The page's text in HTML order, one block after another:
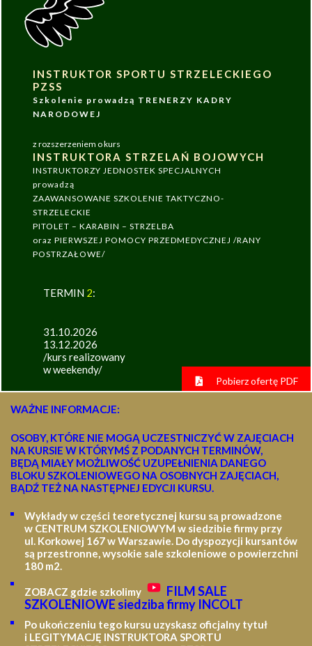
INSTRUKTOR SPORTU STRZELECKIEGO
PZSS
Szkolenie prowadzą TRENERZY KADRY
NARODOWEJ
z rozszerzeniem o kurs
INSTRUKTORA STRZELAŃ BOJOWYCH
INSTRUKTORZY JEDNOSTEK SPECJALNYCH
prowadzą
ZAAWANSOWANE SZKOLENIE TAKTYCZNO-
STRZELECKIE
PITOLET – KARABIN – STRZELBA
oraz PIERWSZEJ POMOCY PRZEDMEDYCZNEJ /RANY
POSTRZAŁOWE/
TERMIN 2:
31.10.2026
13.12.2026
/kurs realizowany
w weekendy/
Pobierz ofertę PDF
WAŻNE INFORMACJE:
OSOBY, KTÓRE NIE MOGĄ UCZESTNICZYĆ W ZAJĘCIACH
NA KURSIE W KTÓRYMŚ Z PODANYCH TERMINÓW,
BĘDĄ MIAŁY MOŻLIWOŚĆ UZUPEŁNIENIA DANEGO
BLOKU SZKOLENIOWEGO NA OSOBNYCH ZAJĘCIACH,
BĄDŹ TEŻ NA NASTĘPNEJ EDYCJI KURSU.
Wykłady w części teoretycznej kursu są prowadzone
w CENTRUM SZKOLENIOWYM w siedzibie firmy przy
ul. Korkowej 167 w Warszawie. Do dyspozycji kursantów
są przestronne, wysokie sale szkoleniowe o powierzchni
180 m2.
ZOBACZ gdzie szkolimy
FILM SALE
SZKOLENIOWE siedziba firmy INCOLT
Po ukończeniu tego kursu uzyskasz oficjalny tytuł
i LEGITYMACJĘ INSTRUKTORA SPORTU